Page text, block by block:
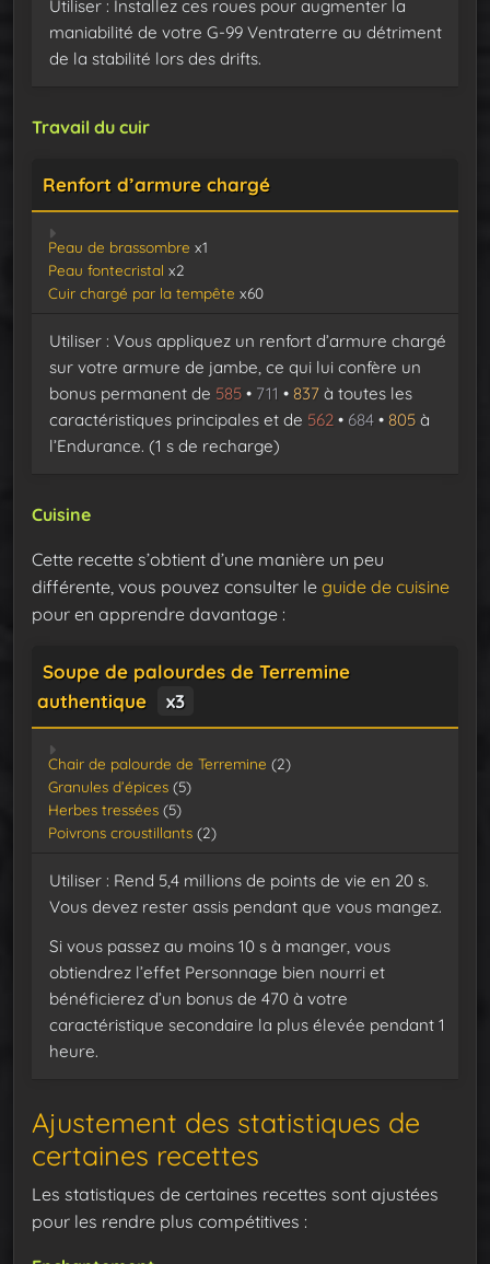
Utiliser : Installez ces roues pour augmenter la
maniabilité de votre G-99 Ventraterre au détriment
de la stabilité lors des drifts.
Travail du cuir
Renfort d’armure chargé
Peau de brassombre x1
Peau fontecristal x2
Cuir chargé par la tempête x60
Utiliser : Vous appliquez un renfort d’armure chargé
sur votre armure de jambe, ce qui lui confère un
bonus permanent de 585 • 711 • 837 à toutes les
caractéristiques principales et de 562 • 684 • 805 à
l’Endurance. (1 s de recharge)
Cuisine
Cette recette s’obtient d’une manière un peu
différente, vous pouvez consulter le guide de cuisine
pour en apprendre davantage :
Soupe de palourdes de Terremine
authentique
x3
Chair de palourde de Terremine (2)
Granules d’épices (5)
Herbes tressées (5)
Poivrons croustillants (2)
Utiliser : Rend 5,4 millions de points de vie en 20 s.
Vous devez rester assis pendant que vous mangez.
Si vous passez au moins 10 s à manger, vous
obtiendrez l’effet Personnage bien nourri et
bénéficierez d’un bonus de 470 à votre
caractéristique secondaire la plus élevée pendant 1
heure.
Ajustement des statistiques de
certaines recettes
Les statistiques de certaines recettes sont ajustées
pour les rendre plus compétitives :